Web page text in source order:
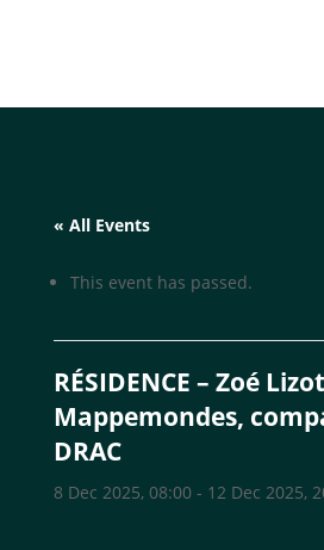
« All Events
This event has passed.
RÉSIDENCE – Zoé
Mappemondes,
DRAC
8 Dec 2025, 08:00- 12 Dec 2025,